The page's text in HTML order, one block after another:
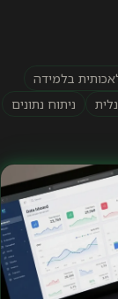
בלמידה
ניתוח נתונים